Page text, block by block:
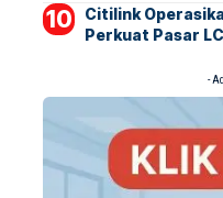
Citilink
Perkuat Pasar
-